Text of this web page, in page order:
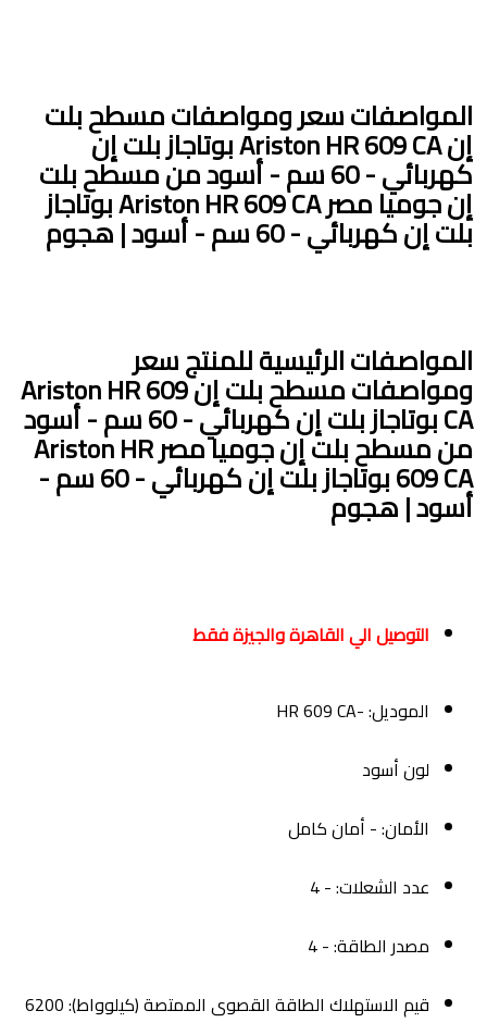
المواصفاتسعر ومواصفات مسطح بلت
إن Ariston HR 609 CA بوتاجاز بلت إن
كهربائي - 60 سم - أسود من مسطح بلت
إن جوميا مصر Ariston HR 609 CA بوتاجاز
بلت إن كهربائي - 60 سم - أسود | هجوم
المواصفات الرئيسيةللمنتج سعر
ومواصفات مسطح بلت إن Ariston HR 609
CA بوتاجاز بلت إن كهربائي - 60 سم - أسود
من مسطح بلت إن جوميا مصر Ariston HR
609 CA بوتاجاز بلت إن كهربائي - 60 سم -
أسود | هجوم
التوصيل الي القاهرة والجيزة فقط
الموديل: -HR 609 CA
لون أسود
الأمان: - أمان كامل
عدد الشعلات: - 4
مصدر الطاقة: - 4
قيم الاستهلاك الطاقة القصوى الممتصة (كيلوواط): 6200